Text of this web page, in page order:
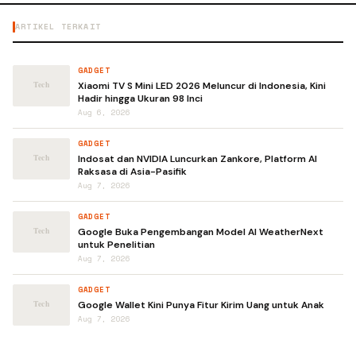
ARTIKEL TERKAIT
GADGET
Xiaomi TV S Mini LED 2026 Meluncur di Indonesia, Kini
Hadir hingga Ukuran 98 Inci
Aug 6, 2026
GADGET
Indosat dan NVIDIA Luncurkan Zankore, Platform AI
Raksasa di Asia-Pasifik
Aug 7, 2026
GADGET
Google Buka Pengembangan Model AI WeatherNext
untuk Penelitian
Aug 7, 2026
GADGET
Google Wallet Kini Punya Fitur Kirim Uang untuk Anak
Aug 7, 2026